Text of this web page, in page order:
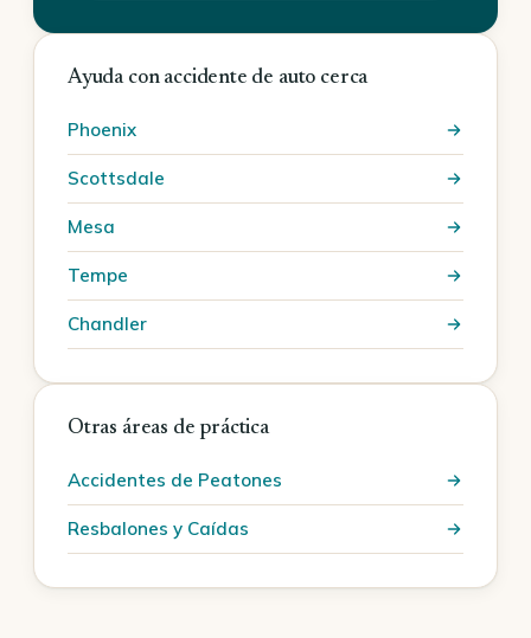
Ayuda con accidente de auto cerca
Phoenix
Scottsdale
Mesa
Tempe
Chandler
Otras áreas de práctica
Accidentes de Peatones
Resbalones y Caídas